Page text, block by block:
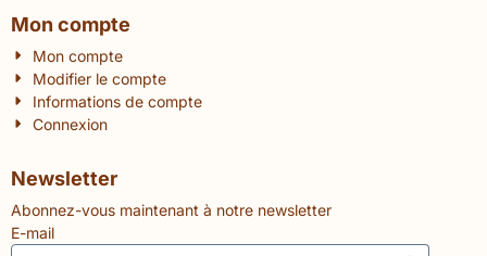
Mon compte
Mon compte
Modifier le compte
Informations de compte
Connexion
Newsletter
Abonnez-vous maintenant à notre newsletter
E-mail